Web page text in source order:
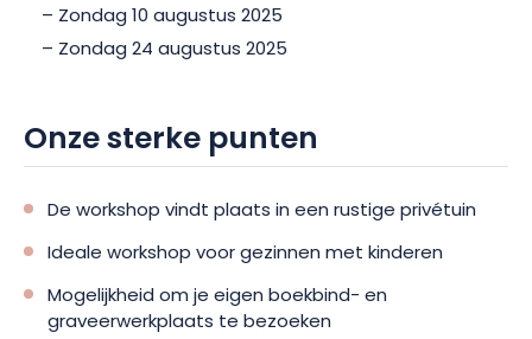
– Zondag 10 augustus 2025
– Zondag 24 augustus 2025
Onze sterke punten
De workshop vindt plaats in een rustige privétuin
Ideale workshop voor gezinnen met kinderen
Mogelijkheid om je eigen boekbind- en
graveerwerkplaats te bezoeken